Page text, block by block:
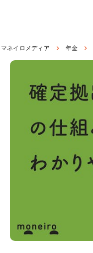
マネイロメディア 年金